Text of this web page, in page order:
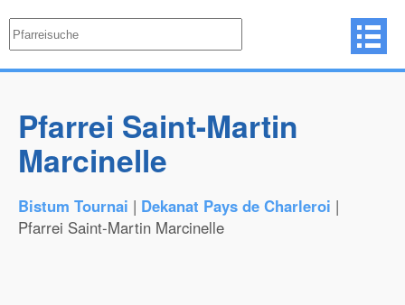
Pfarrei Saint-Martin
Marcinelle
Bistum Tournai | Dekanat Pays de Charleroi |
Pfarrei Saint-Martin Marcinelle